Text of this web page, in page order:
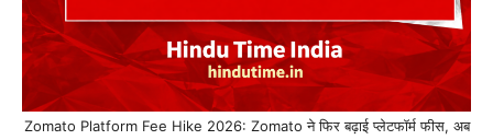
Zomato Platform Fee Hike 2026: Zomato ने फिर बढ़ाई प्लेटफॉर्म फीस, अब